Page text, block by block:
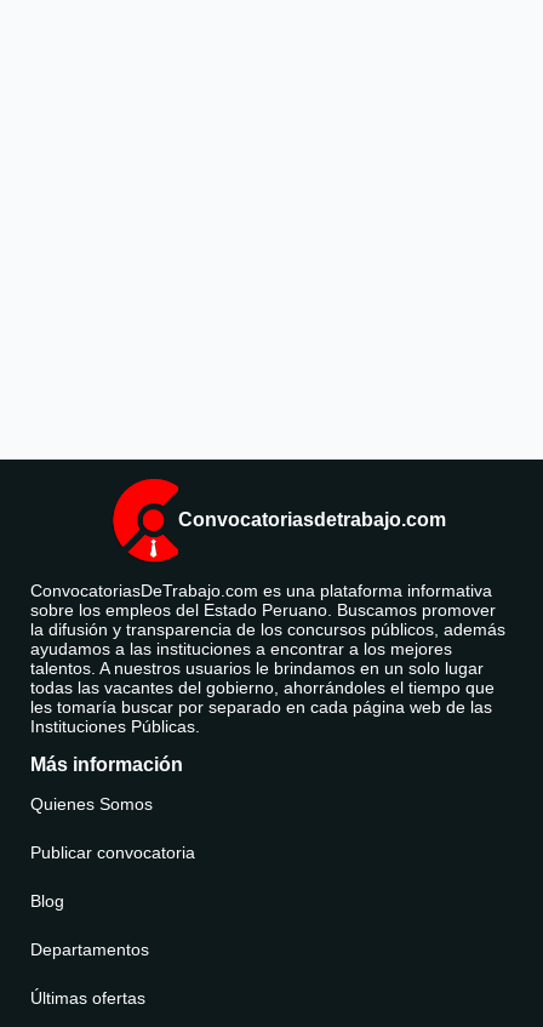
Convocatoriasdetrabajo.com
ConvocatoriasDeTrabajo.com es una plataforma informativa
sobre los empleos del Estado Peruano. Buscamos promover
la difusión y transparencia de los concursos públicos, además
ayudamos a las instituciones a encontrar a los mejores
talentos. A nuestros usuarios le brindamos en un solo lugar
todas las vacantes del gobierno, ahorrándoles el tiempo que
les tomaría buscar por separado en cada página web de las
Instituciones Públicas.
Más información
Quienes Somos
Publicar convocatoria
Blog
Departamentos
Últimas ofertas